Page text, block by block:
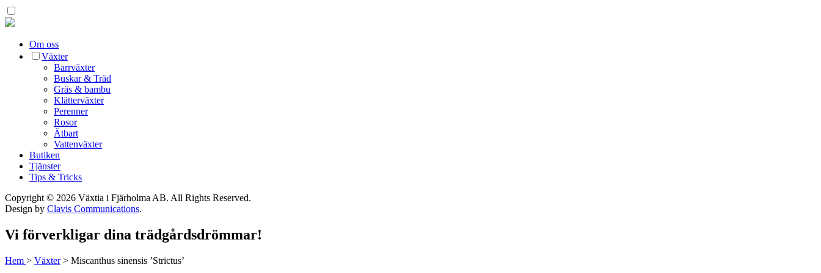
Om oss
Växter
Barrväxter
Buskar & Träd
Gräs & bambu
Klätterväxter
Perenner
Rosor
Ätbart
Vattenväxter
Butiken
Tjänster
Tips & Tricks
Copyright © 2026 Växtia i Fjärholma AB. All Rights Reserved.
Design by Clavis Communications.
Vi förverkligar dina trädgårdsdrömmar!
Hem > Växter> Miscanthus sinensis ’Strictus’